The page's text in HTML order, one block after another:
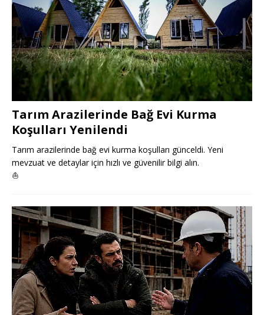
Tarım Arazilerinde Bağ Evi Kurma
Koşulları Yenilendi
Tarım arazilerinde bağ evi kurma koşulları günceldi. Yeni
mevzuat ve detaylar için hızlı ve güvenilir bilgi alın.
⛵